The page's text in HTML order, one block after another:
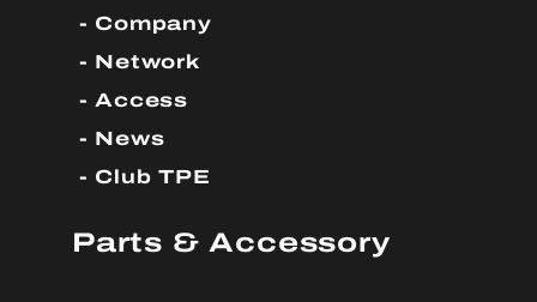
Company
Network
Access
News
Club TPE
Parts & Accessory